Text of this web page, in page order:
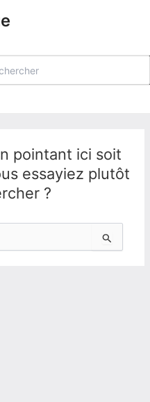
pointant ici soit
essayiez plutôt
?